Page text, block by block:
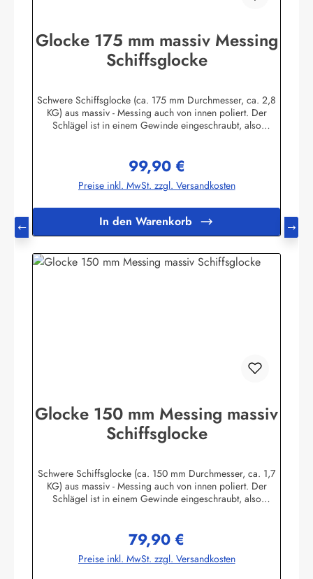
Glocke 175 mm massiv Messing
Schiffsglocke
Schwere Schiffsglocke (ca. 175 mm Durchmesser, ca. 2,8
KG) aus massiv - Messing auch von innen poliert. Der
Schlägel ist in einem Gewinde eingeschraubt, also
individuell graviert werden. Hier geht's zum Angebot
Glocken mit GravurHerstellerinformationen:Sea-Club
Handels-GmbHAm Leitzelbach 3474889 Sinsheiminfo@sea-
Regulärer Preis:
99,90 €
Preise inkl. MwSt. zzgl. Versandkosten
In den Warenkorb
Glocke 150 mm Messing massiv
Schiffsglocke
Schwere Schiffsglocke (ca. 150 mm Durchmesser, ca. 1,7
KG) aus massiv - Messing auch von innen poliert. Der
Schlägel ist in einem Gewinde eingeschraubt, also
individuell graviert werden. Hier geht's zum Angebot
Glocken mit GravurHerstellerinformationen:Sea-Club
Handels-GmbHAm Leitzelbach 3474889 Sinsheiminfo@sea-
Regulärer Preis:
79,90 €
Preise inkl. MwSt. zzgl. Versandkosten